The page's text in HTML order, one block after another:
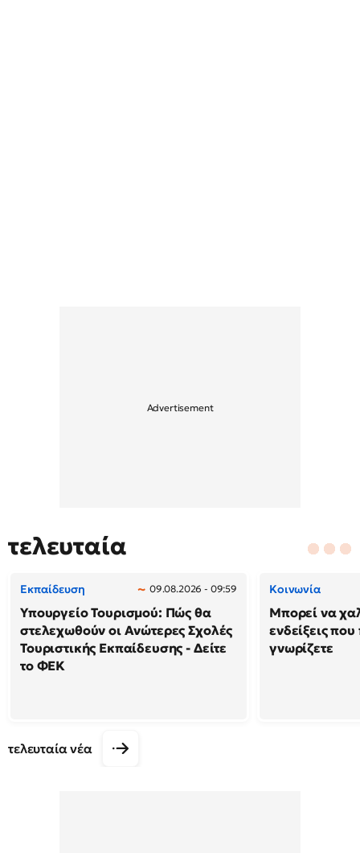
τελευταία
Εκπαίδευση 09.08.2026 - 09:59
Υπουργείο Τουρισμού: Πώς θα
στελεχωθούν οι Ανώτερες Σχολές
Τουριστικής Εκπαίδευσης - Δείτε
το ΦΕΚ
Κοινωνία
Μπορεί να
ενδείξεις
γνωρίζετε
τελευταία νέα